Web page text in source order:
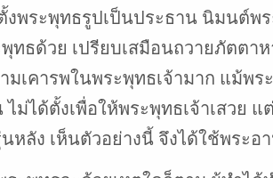
พระพุทธรูปเป็นประธาน นิมนต์พ
ทธด้วย เปรียบเสมือนถวายภัตตา
เคารพในพระพุทธเจ้ามาก แม้พ
ไม่ได้ตั้งเพื่อให้พระพุทธเจ้าเสว
ลัง เห็นตัวอย่างนี้ จึงได้ใช้พระอ